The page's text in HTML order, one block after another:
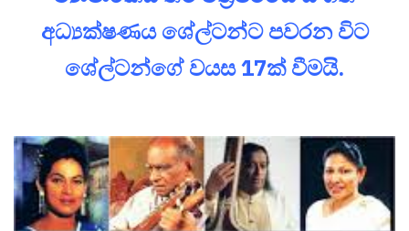
අධ්‍යක්ෂණය ශේල්ටන්ට පවරන විට
ශේල්ටන්ගේ වයස 17ක් වීමයි.